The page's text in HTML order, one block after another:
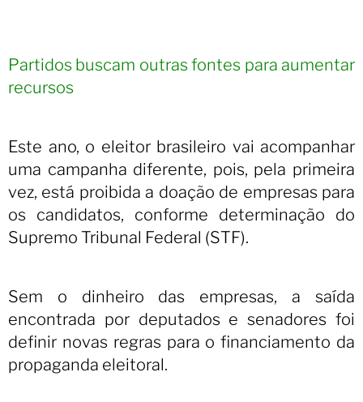
Partidos buscam outras fontes para aumentar
recursos
Este ano, o eleitor brasileiro vai acompanhar
uma campanha diferente, pois, pela primeira
vez, está proibida a doação de empresas para
os candidatos, conforme determinação do
Supremo Tribunal Federal (STF).
Sem o dinheiro das empresas, a saída
encontrada por deputados e senadores foi
definir novas regras para o financiamento da
propaganda eleitoral.